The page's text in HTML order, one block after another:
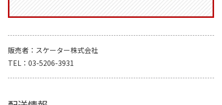
販売者
スケーター株式会社
TEL
03-5206-3931